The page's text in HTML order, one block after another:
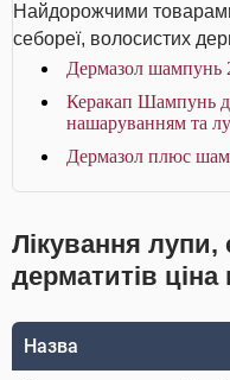
Найдорожчими товарами
себореї, волосистих
Дермазол шампунь
Керакап Шампунь
нашаруванням та
Дермазол плюс
Лікування лупи,
дерматитів ціна
Назва